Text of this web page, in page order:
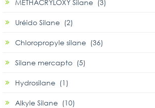
METHACRYLOXY Silane (3)
Uréido Silane (2)
Chloropropyle silane (36)
Silane mercapto (5)
Hydrosilane (1)
Alkyle Silane (10)